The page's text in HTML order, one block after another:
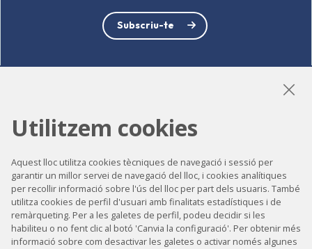
Subscriu-te
Accessibilitat
Contacte
Avís legal
Política de privacitat
Utilitzem cookies
Aquest lloc utilitza cookies tècniques de navegació i sessió per
garantir un millor servei de navegació del lloc, i cookies analítiques
per recollir informació sobre l'ús del lloc per part dels usuaris. També
utilitza cookies de perfil d'usuari amb finalitats estadístiques i de
remàrqueting. Per a les galetes de perfil, podeu decidir si les
habiliteu o no fent clic al botó 'Canvia la configuració'. Per obtenir més
informació sobre com desactivar les galetes o activar només algunes